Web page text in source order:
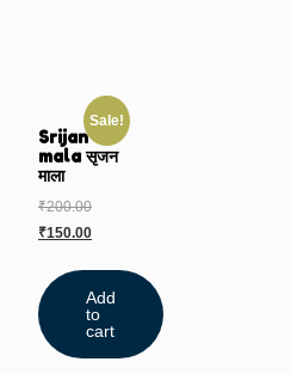
Sale!
Srijan
mala सृजन
माला
₹200.00
₹150.00
Add
to
cart